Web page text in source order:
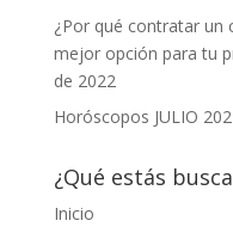
¿Por qué contratar un
mejor opción para tu
de 2022
Horóscopos JULIO
¿Qué estás
Inicio